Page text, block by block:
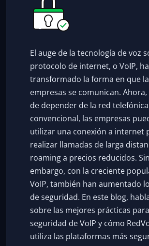
El auge de la tecnología de voz
protocolo de internet, o VoIP, ha
transformado la forma en que
empresas se comunican.
de depender de la red telefónica
convencional, las empresas
utilizar una conexión a internet
realizar llamadas de larga
roaming a precios reducidos. Sin
embargo, con la creciente
VoIP, también han aumentado
de seguridad. En este blog,
sobre las mejores prácticas
seguridad de VoIP y cómo
utiliza las plataformas más